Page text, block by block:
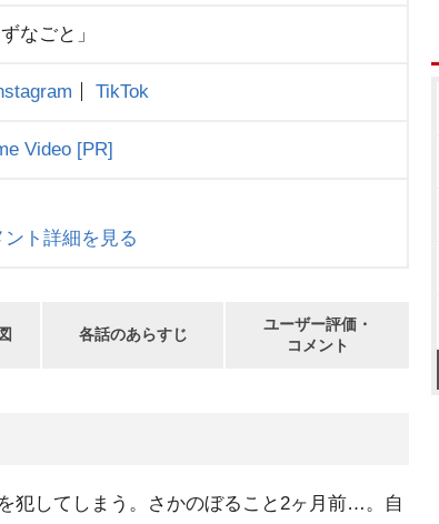
なごと」
TikTok
Video [PR]
ト詳細を見る
各話のあらすじ
ユーザー評価・
コメント
犯してしまう。さかのぼること2ヶ月前…。自